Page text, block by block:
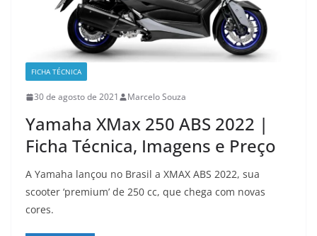
FICHA TÉCNICA
30 de agosto de 2021 Marcelo Souza
Yamaha XMax 250 ABS 2022 |
Ficha Técnica, Imagens e Preço
A Yamaha lançou no Brasil a XMAX ABS 2022, sua
scooter ‘premium’ de 250 cc, que chega com novas
cores.